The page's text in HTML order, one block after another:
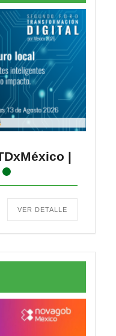
|
VER DETALLE